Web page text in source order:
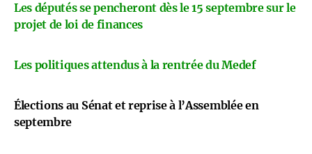
Les députés se pencheront dès le 15 septembre sur le
projet de loi de finances
Les politiques attendus à la rentrée du Medef
Élections au Sénat et reprise à l’Assemblée en
septembre